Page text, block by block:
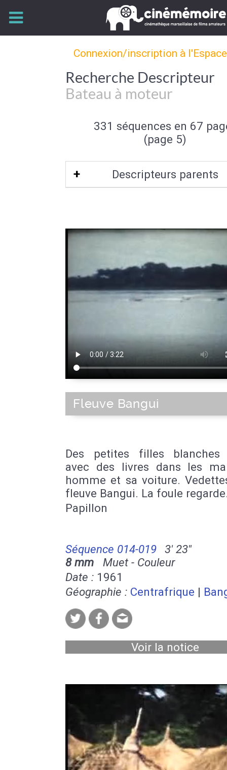
Connexion/inscription à
Recherche Descripteur
Bateau à moteur
331 séquences en 67
(page 5)
Descripteurs parents
Fleuve Bangui
Des petites filles blanches
avec des livres dans les
homme et sa voiture.
fleuve Bangui. La foule
Papillon
Séquence 014-019
3' 23''
8 mm Muet - Couleur
Date : 1961
Géographie : Centrafrique |
Voir la notice